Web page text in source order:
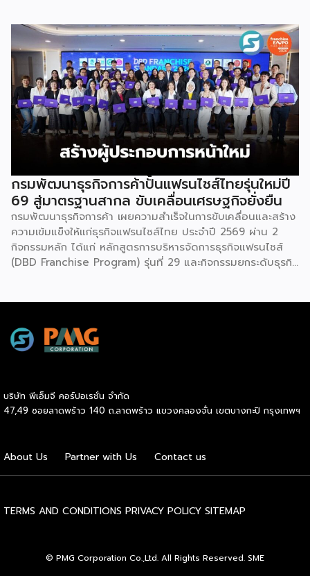
รวมกว่า 250 บูธ บนพื้นที่ 15,000 ตารางเมตร หวังเป็นทาง
เลือกสร้างรายได้เพิ่มและพยุงเศรษฐกิจไทยให้ฟื้นตัว เสิร์ฟครบ
จบในงานด้วยสินเชื่อ และทำเลทองทั่วประเทศ พร้อมเสวนาให้
ความรู้โดยผู้ทรงคุณวุฒิคับคั่ง และกิจกรรมเจรจาจับคู่ธุรกิจทั้งใน
และต่างประเทศ งานจัดต่อเนื่องระหว่างวันที่ 6-9 สิงหาคมนี้ ที่
ฮอลล์ 6-8 อิมแพ็คเมืองทองธานี คาดเม็ดเงินสะพัดในงานราว
220 ล้านบาท นายพูนพงษ์ นัยนาภากรณ์ อธิบดีกรมพัฒนา
ธุรกิจการค้า กระทรวงพาณิชย์ กล่าวว่า งาน ” Franchise Expo
Thailand & Thailand E-Commerce Selection Expo
(TESE 2026) เป็นเวทีแสดงธุรกิจแฟรนไชส์และโซลูชั่นส์แบบครบ
วงจร […]
กรมพัฒนาธุรกิจการค้าปั้นแฟรนไชส์ไทยรุ่นใหม่ปี
69 สู่มาตรฐานสากล ขับเคลื่อนเศรษฐกิจยั่งยืน
กรมพัฒนาธุรกิจการค้า เผยความสำเร็จในการขับเคลื่อนและสร้าง
ความเข้มแข็งให้แก่ธุรกิจแฟรนไชส์ไทย ประจำปี 2569 ผ่าน 2
กิจกรรมหลัก ได้แก่ หลักสูตรการบริหารจัดการธุรกิจแฟรนไชส์
(DBD Franchise Program) รุ่นที่ 29 และกิจกรรมยกระดับธุรกิจ
กรมพัฒนาธุรกิจการค้า กระทรวงพาณิชย์ เปิดเผยภายหลังเป็น
ประธานมอบประกาศนียบัตรแก่ผู้ประกอบการแฟรนไชส์ใน 2
กิจกรรมแรกเป็นการอบรมหลักสูตรการบริหารจัดการธุรกิจแฟรน
ไชส์ (DBD Franchise Program: DBD-FP) รุ่นที่ 29 ซึ่งเป็น
คุณวุฒิจากภาครัฐ ภาคเอกชน และสถาบันการศึกษา ที่มาร่วมบ่ม
เพาะความรู้เชิงปฏิบัติการให้แก่ผู้ประกอบธุรกิจแฟรนไชส์อย่างเข้ม
บริษัท พีเอ็มจี คอร์ปอเรชั่น จำกัด
47,49 ซอยลาดพร้าว 140 ถ.ลาดพร้าว แขวงคลองจั่น เขตบางกะปิ กรุงเทพฯ
About Us Partner with Us Contact us
TERMS AND CONDITIONS PRIVACY POLICY SITEMAP
© PMG Corporation Co.,Ltd. All Rights Reserved. SME